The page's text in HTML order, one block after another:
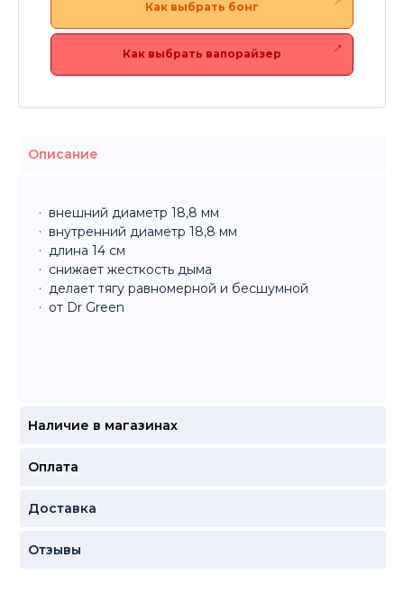
Как выбрать бонг
Как выбрать вапорайзер
Описание
внешний диаметр 18,8 мм
внутренний диаметр 18,8 мм
длина 14 см
снижает жесткость дыма
делает тягу равномерной и бесшумной
от Dr Green
Наличие в магазинах
Оплата
Доставка
Отзывы